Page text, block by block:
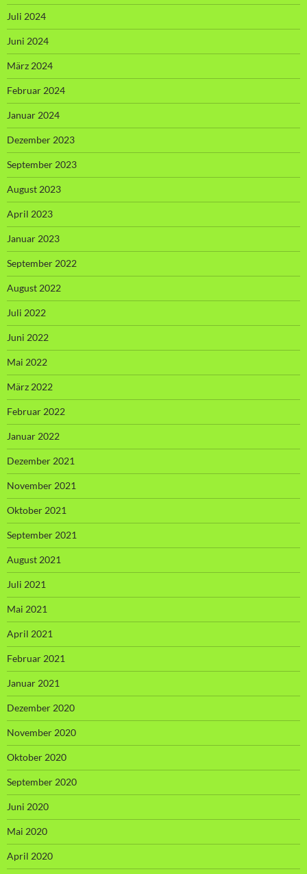
Juli 2024
Juni 2024
März 2024
Februar 2024
Januar 2024
Dezember 2023
September 2023
August 2023
April 2023
Januar 2023
September 2022
August 2022
Juli 2022
Juni 2022
Mai 2022
März 2022
Februar 2022
Januar 2022
Dezember 2021
November 2021
Oktober 2021
September 2021
August 2021
Juli 2021
Mai 2021
April 2021
Februar 2021
Januar 2021
Dezember 2020
November 2020
Oktober 2020
September 2020
Juni 2020
Mai 2020
April 2020